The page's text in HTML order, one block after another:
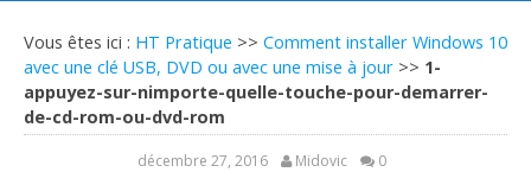
Vous êtes ici : HT Pratique >> Comment installer Windows 10
avec une clé USB, DVD ou avec une mise à jour >> 1-
appuyez-sur-nimporte-quelle-touche-pour-demarrer-
de-cd-rom-ou-dvd-rom
décembre 27, 2016 Midovic 0